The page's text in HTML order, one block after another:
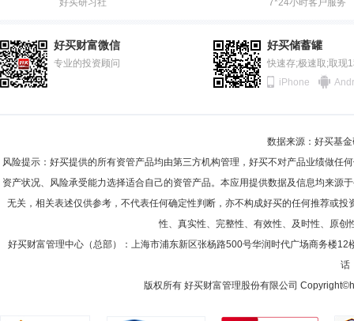
好买研习社
7*24小时客户服务
好买财富微信
专业的投资顾问
好买储蓄罐
快速存;极速取;取现
iPhone
数据来源：好买基
风险提示：好买提供的所有资管产品均由第三方机构管理，好买不对产品业绩做
资产状况、风险承受能力选择适合自己的资管产品。本应用提供数据及信息均来
无关，相关表述仅供参考，不代表任何确定性判断，亦不构成好买的任何推荐或
性、真实性、完整性、有效性、及时性、原
好买财富管理中心（总部）：上海市浦东新区张杨路500号华润时代广场商务楼12
话
版权所有 好买财富管理股份有限公司